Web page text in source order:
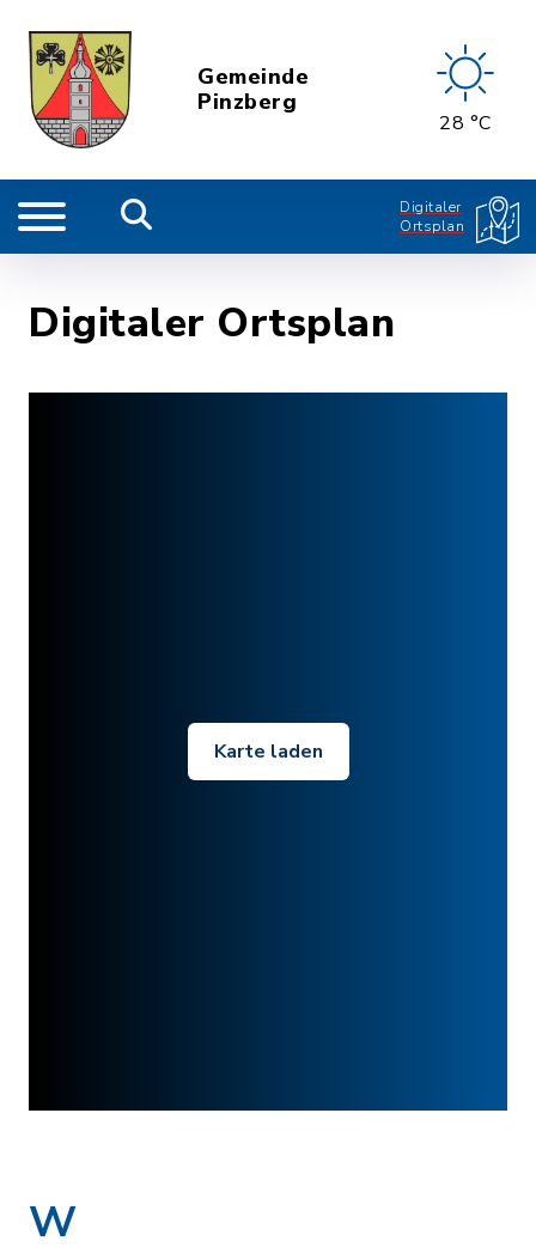
Gemeinde
Pinzberg
28 °C
Digitaler
Ortsplan
Digitaler Ortsplan
Karte laden
W